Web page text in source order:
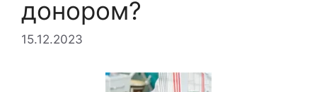
донором?
15.12.2023